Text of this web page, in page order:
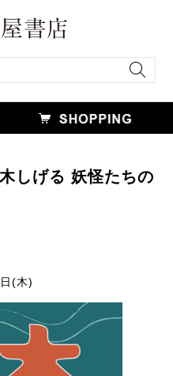
しげる 妖怪たちの
(木)